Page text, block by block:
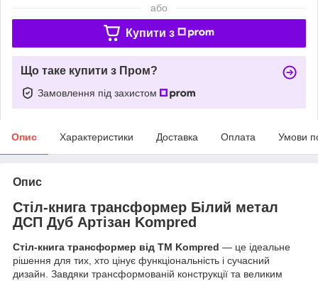
або
Купити з
Що таке купити з Пром?
Замовлення під захистом
Опис Характеристики Доставка Оплата Умови
Опис
Стіл-книга трансформер Білий метал
ДСП Дуб Артізан Kompred
Стіл-книга трансформер від ТМ Kompred — це ідеальне
рішення для тих, хто цінує функціональність і сучасний
дизайн. Завдяки трансформованій конструкції та великим